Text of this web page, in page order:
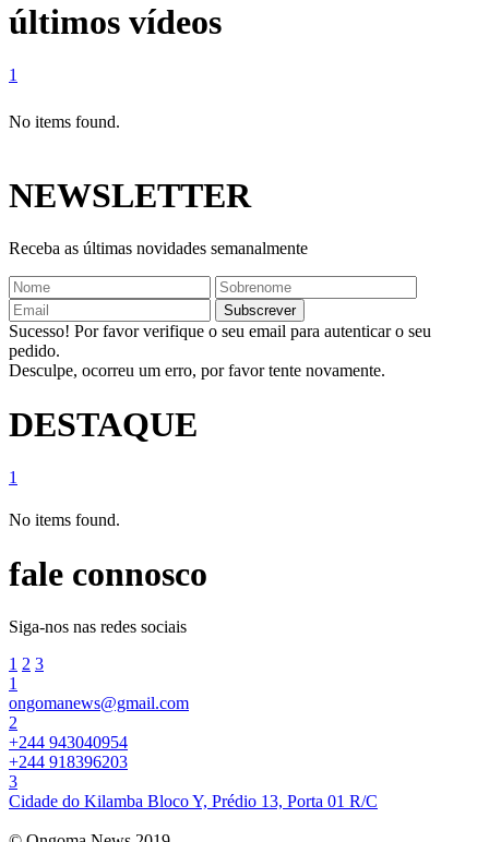
últimos vídeos
1
No items found.
NEWSLETTER
Receba as últimas novidades semanalmente
Sucesso! Por favor verifique o seu email para autenticar o seu
pedido.
Desculpe, ocorreu um erro, por favor tente novamente.
DESTAQUE
1
No items found.
fale connosco
Siga-nos nas redes sociais
1 2 3
1
ongomanews@gmail.com
2
+244 943040954
+244 918396203
3
Cidade do Kilamba Bloco Y, Prédio 13, Porta 01 R/C